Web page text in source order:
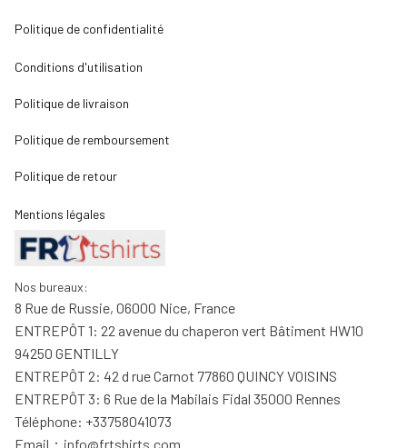
Politique de confidentialité
Conditions d'utilisation
Politique de livraison
Politique de remboursement
Politique de retour
Mentions légales
Nos bureaux:
8 Rue de Russie, 06000 Nice, France
ENTREPÔT 1: 22 avenue du chaperon vert Bâtiment HW10
94250 GENTILLY
ENTREPÔT 2: 42 d rue Carnot 77860 QUINCY VOISINS
ENTREPÔT 3: 6 Rue de la Mabilais Fidal 35000 Rennes
Téléphone: +33758041073
Email： info@frtshirts.com